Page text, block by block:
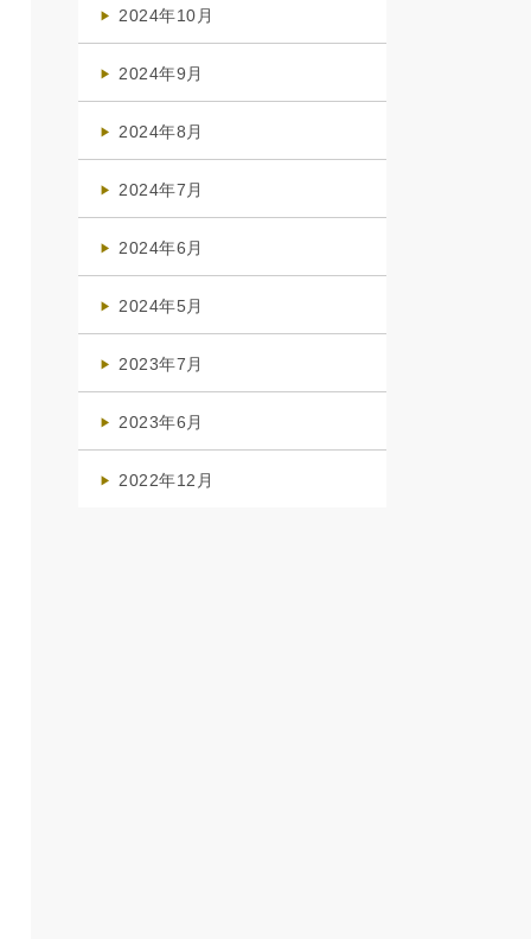
2024年10月
2024年9月
2024年8月
2024年7月
2024年6月
2024年5月
2023年7月
2023年6月
2022年12月